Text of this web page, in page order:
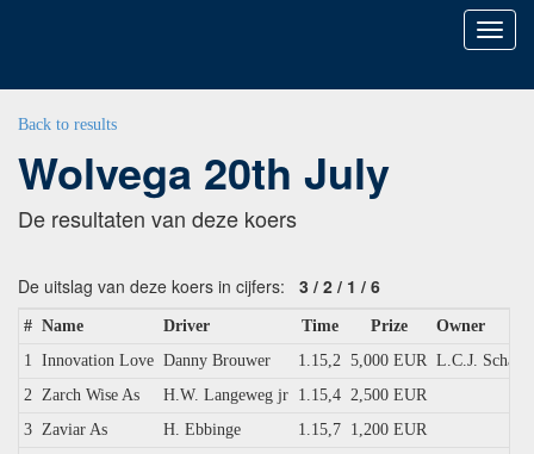
Toggle
Back to results
Wolvega 20th July
De resultaten van deze koers
De uitslag van deze koers in cijfers: 3 / 2 / 1 / 6
# Name Driver Time Prize
Owner
1 Innovation Love Danny Brouwer 1.15,2 5,000 EUR L.C.J.
2 Zarch Wise As H.W. Langeweg jr 1.15,4 2,500 EUR
3 Zaviar As H. Ebbinge 1.15,7 1,200 EUR